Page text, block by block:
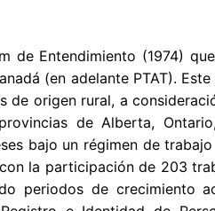
de Entendimiento (1974)
(en adelante PTAT).
origen rural, a
de Alberta,
bajo un régimen de
la participación de 203
periodos de crecimiento